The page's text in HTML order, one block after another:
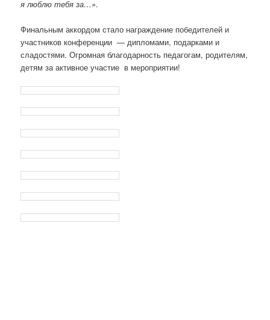
я люблю тебя за…».
Финальным аккордом стало награждение победителей и
участников конференции — дипломами, подарками и
сладостями. Огромная благодарность педагогам, родителям,
детям за активное участие в мероприятии!